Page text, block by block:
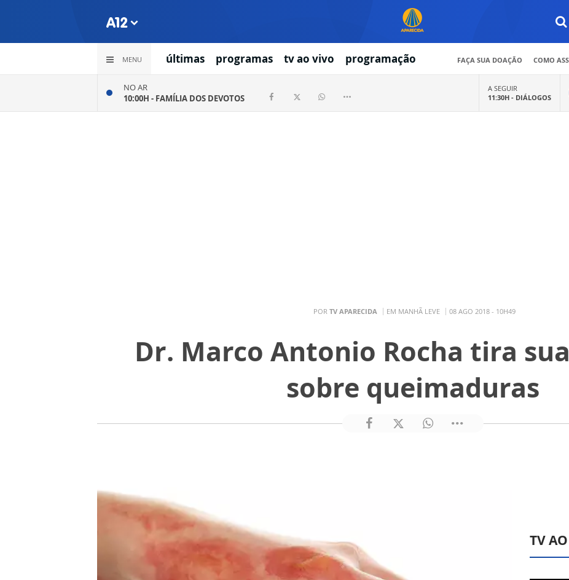
MENU últimas programas tv ao vivo programação FAÇA SUA DOAÇÃO COMO
NO AR
10:00H - FAMÍLIA DOS DEVOTOS
A SEGUIR
11:30H - DIÁLOGOS
POR TV APARECIDA EM MANHÃ LEVE 08 AGO 2018 - 10H49
Dr. Marco Antonio Rocha tira
sobre queimaduras
TV